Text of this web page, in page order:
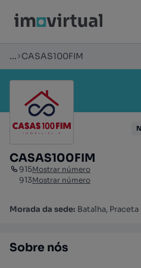
... CASAS100FIM
CASAS100FIM
915Mostrar número
913Mostrar número
Morada da sede: Batalha, Praceta
Sobre nós